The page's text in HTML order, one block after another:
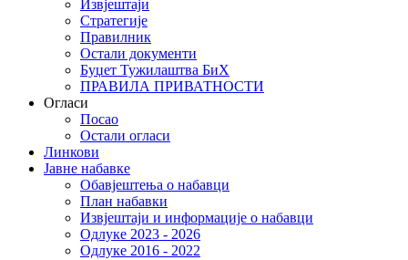
Извјештаји
Стратегије
Правилник
Остали документи
Буџет Тужилаштва БиХ
ПРАВИЛА ПРИВАТНОСТИ
Огласи
Посао
Остали огласи
Линкови
Јавне набавке
Обавјештења о набавци
План набавки
Извјештаји и информације о набавци
Одлуке 2023 - 2026
Одлуке 2016 - 2022